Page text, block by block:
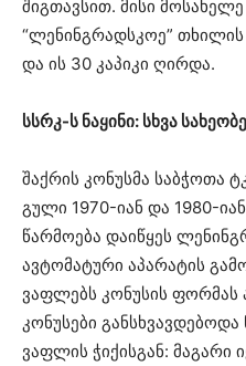
შიგთავსით. მისი
“ლენინგრადსკოე”
და ის 30 კაპიკი ღირდა.
სსრკ-ს ნაყინი: სხვა
შაქრის კონუსმა საბჭოთა
გული 1970-იან და 1980-
წარმოება დაიწყეს
ავტომატური აპარატის
ვაფლებს კონუსის ფორმას
კონუსები განსხვავდებოდა
ვაფლის ჭიქისგან: